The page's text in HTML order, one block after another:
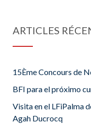
ARTICLES
15Ème Concours de
BFI para el próximo
Visita en el LFiPalma
Agah Ducrocq